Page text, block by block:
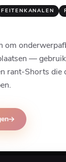
FEITENKANALEN
om
—
rant-Shorts die